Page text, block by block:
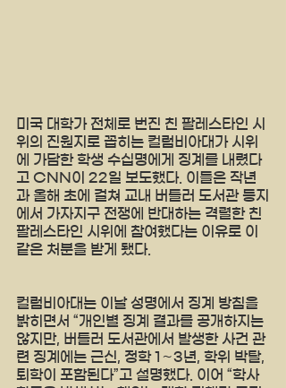
미국 대학가 전체로 번진 친 팔레스타인 시
위의 진원지로 꼽히는 컬럼비아대가 시위
에 가담한 학생 수십명에게 징계를 내렸다
고 CNN이 22일 보도했다. 이들은 작년
과 올해 초에 걸쳐 교내 버틀러 도서관 등지
에서 가자지구 전쟁에 반대하는 격렬한 친
팔레스타인 시위에 참여했다는 이유로 이
같은 처분을 받게 됐다.
컬럼비아대는 이날 성명에서 징계 방침을
밝히면서 “개인별 징계 결과를 공개하지는
않지만, 버틀러 도서관에서 발생한 사건 관
련 징계에는 근신, 정학 1∼3년, 학위 박탈,
퇴학이 포함된다”고 설명했다. 이어 “학사